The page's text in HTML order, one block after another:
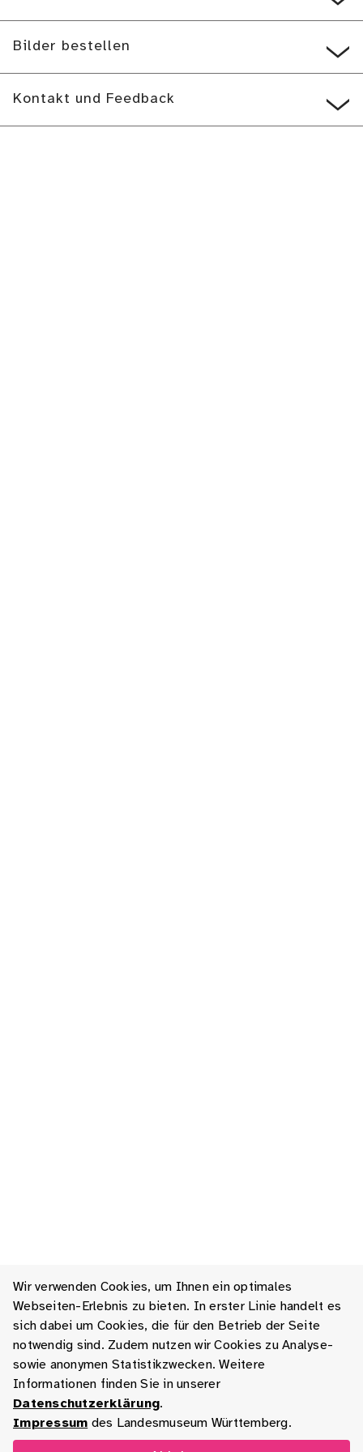
Wir verwenden Cookies, um Ihnen ein optimales
Webseiten-Erlebnis zu bieten. In erster Linie handelt es
sich dabei um Cookies, die für den Betrieb der Seite
notwendig sind. Zudem nutzen wir Cookies zu Analyse-
sowie anonymen Statistikzwecken. Weitere
Informationen finden Sie in unserer
Datenschutzerklärung.
Impressum des Landesmuseum Württemberg.
Bilder bestellen
Kontakt und Feedback